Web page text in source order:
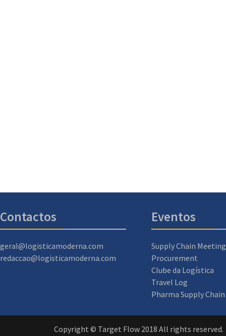
Contactos
geral@logisticamoderna.com
redaccao@logisticamoderna.com
Eventos
Supply Chain Meeting
Procurement
Clube da Logística
Travel Log
Pharma Supply Chain
Copyright © Target Flow 2018 All rights reserved.